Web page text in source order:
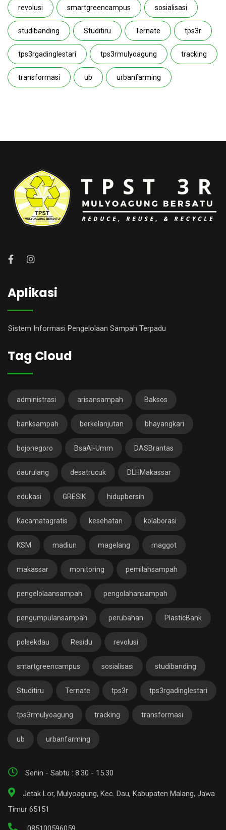
revolusi smartgreencampus sosialisasi
studibanding Studitiru Ternate tps3r
tps3rgadinglestari tps3rmulyoagung tracking
transformasi ub urbanfarming
Aplikasi
Sistem Informasi Pengelolaan Sampah Terpadu
Tag Cloud
administrasi arisansampah Baksos
banksampah berkelanjutan bhayangkari
bojonegoro BsaAl-Umm DASBrantas
daurulang desatrucuk DLHMakassar
edukasi GRESIK hidupbersih
Kacamatagratis kesehatan kolaborasi
KSM madiun magelang maggot
makassar monitoring pemilahsampah
pengelolaansampah pengolahansampah
pengumpulansampah perubahan PlasticBank
polsekdau Residu revolusi
smartgreencampus sosialisasi studibanding
Studitiru Ternate tps3r tps3rgadinglestari
tps3rmulyoagung tracking transformasi
ub urbanfarming
Senin - Sabtu : 8:30 - 15.30
Jetak Lor, Mulyoagung, Kec. Dau, Kabupaten Malang, Jawa
Timur 65151